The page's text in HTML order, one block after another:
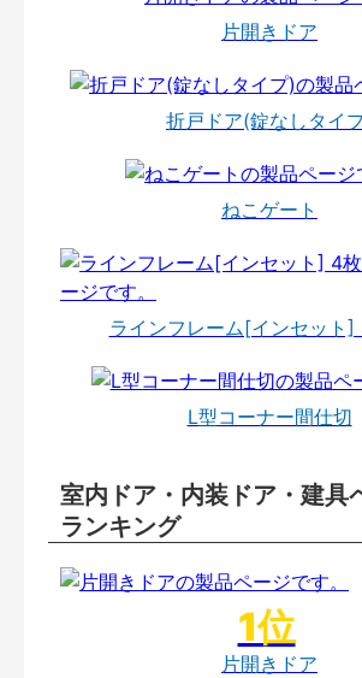
片開きドア
折戸ドア(錠なしタイ
ねこゲート
ラインフレーム[インセット]
L型コーナー間仕切
室内ドア・内装ドア・建具
ランキング
片開きドア